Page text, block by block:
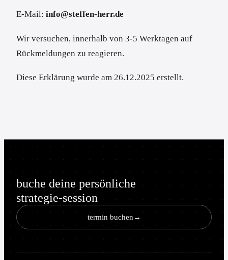
E-Mail: info@steffen-herr.de
Wir versuchen, innerhalb von 3-5 Werktagen auf
Rückmeldungen zu reagieren.
Diese Erklärung wurde am 26.12.2025 erstellt.
buche deine persönliche
strategie-session
termin buchen →